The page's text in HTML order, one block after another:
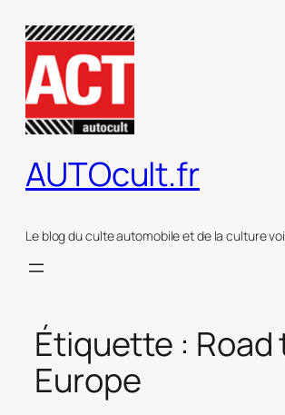
contenu
AUTOcult.fr
Le blog du culte automobile et de la culture
Étiquette : Road
Europe